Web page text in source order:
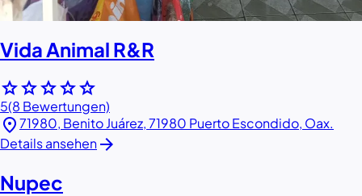
Vida Animal R&R
starstarstarstarstar
5(8 Bewertungen)
location_on71980, Benito Juárez, 71980 Puerto Escondido, Oax.
Details ansehenarrow_forward
Nupec